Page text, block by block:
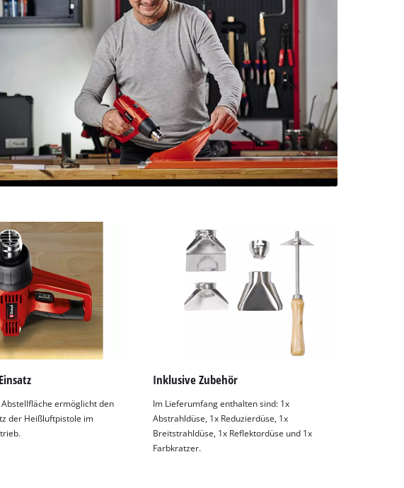
ermöglicht den
der Heißluftpistole im
Inklusive Zubehör
Im Lieferumfang enthalten sind: 1x
Abstrahldüse, 1x Reduzierdüse, 1x
Breitstrahldüse, 1x Reflektordüse und 1x
Farbkratzer.